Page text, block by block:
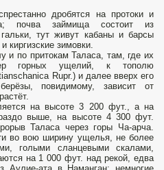
дробятся на протоки и
почва займища состоит из
тут живут кабаны и барсы
киргизские зимовки.
и по притокам Таласа, там, где их
горных ущелий, к тополю
Rupr.) и далее вверх его
повидимому, зависит от
на высоте 3 200 фут., а на
выше, на высоте 4 300 фут.
Таласа через горы Ча-арча.
во вою ширину ущелья, не более
голыми сланцевыми скалами,
на 1 000 фут. над рекой, едва